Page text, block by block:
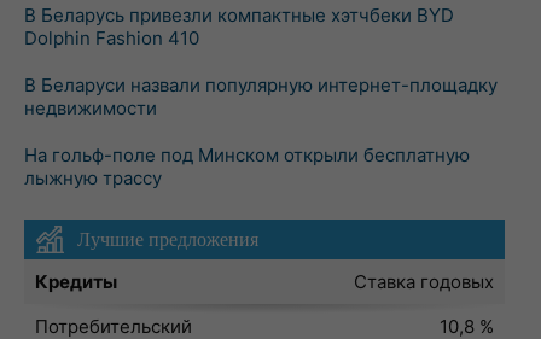
В Беларусь привезли компактные хэтчбеки BYD
Dolphin Fashion 410
В Беларуси назвали популярную интернет-площадку
недвижимости
На гольф-поле под Минском открыли бесплатную
лыжную трассу
Лучшие предложения
Кредиты
Ставка годовых
Потребительский
10,8 %